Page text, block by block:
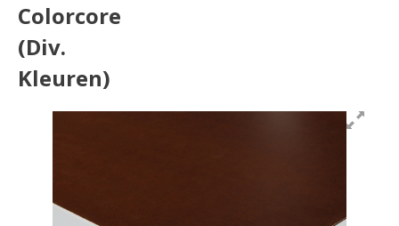
Colorcore
(Div.
Kleuren)